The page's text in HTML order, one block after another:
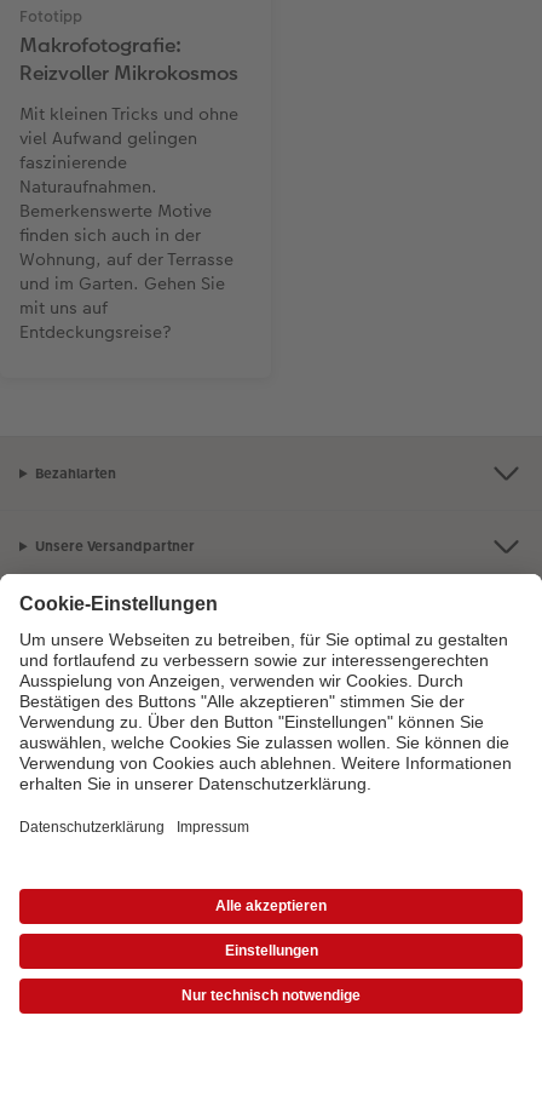
Fototipp
Makrofotografie:
Reizvoller Mikrokosmos
Mit kleinen Tricks und ohne
viel Aufwand gelingen
faszinierende
Naturaufnahmen.
Bemerkenswerte Motive
finden sich auch in der
Wohnung, auf der Terrasse
und im Garten. Gehen Sie
mit uns auf
Entdeckungsreise?
Bezahlarten
Unsere Versandpartner
Zertifizierungen & Initiativen
CEWE Fotowelt
Sortiment
Informationen
* Die UVP gelten inkl. MwSt. zzgl. Versandkosten (ggf. auch bei Filialabholung) gem.
Preisliste